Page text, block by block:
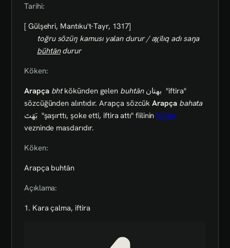
Tarihi:
[ Gülşehri, Mantıku't-Tayr, 1317]
toğru sözüŋ kamusı yalan durur / aχīlıq adı saŋa
bühtāndurur
Köken:
Arapça bhtkökünden gelen buhtān
"iftira"
sözcüğünden alıntıdır. Arapça sözcükArapça bahata
بَهَتَ "şaşırttı, şoke etti, iftira attı" fiilininfuˁlān
vezninde masdarıdır.
Köken:
Arapça buhtān
Açıklama:
1. Kara çalma, iftira